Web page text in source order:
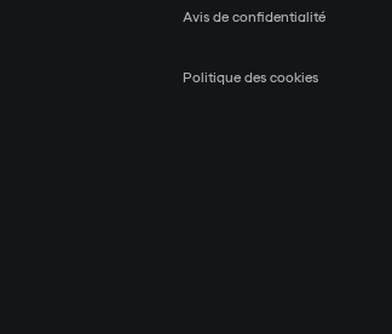
Avis de confidentialité
Politique des cookies